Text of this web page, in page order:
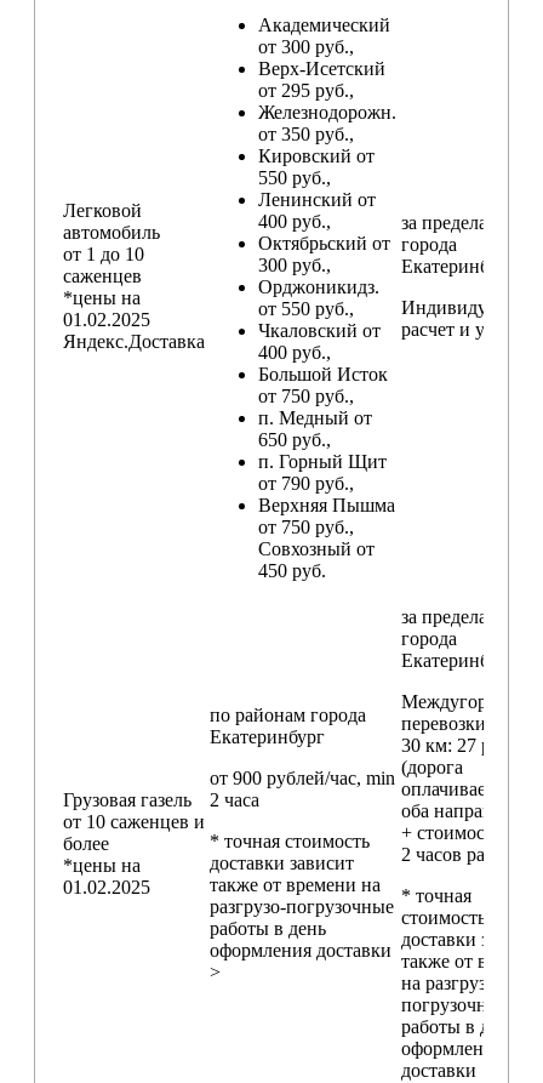
Легковой
автомобиль
от 1 до 10
саженцев
*цены на
01.02.2025
Яндекс.Доставка
Академический
от 300 руб.,
Верх-Исетский
от 295 руб.,
Железнодорожн.
от 350 руб.,
Кировский от
550 руб.,
Ленинский от
400 руб.,
Октябрьский от
300 руб.,
Орджоникидз.
от 550 руб.,
Чкаловский от
400 руб.,
Большой Исток
от 750 руб.,
п. Медный от
650 руб.,
п. Горный Щит
от 790 руб.,
Верхняя Пышма
от 750 руб.,
Совхозный от
450 руб.
за пределами
города
Екатеринбург
расчет и условия
Грузовая газель
от 10 саженцев и
более
*цены на
01.02.2025
по районам города
Екатеринбург
от 900 рублей/час, min
2 часа
* точная стоимость
доставки зависит
также от времени на
разгрузо-погрузочные
работы в день
оформления доставки
>
за пределами
города
Екатеринбург
Междугородние
перевозки
30 км: 27 руб./км
(дорога
оплачивается в
оба направления
+ стоимость min
2 часов работы)
* точная
стоимость
доставки
также от
на разгрузо-
погрузочные
работы в день
оформления
доставки